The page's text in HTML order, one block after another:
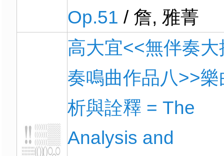
Op.51 / 詹, 雅菁
高大宜<<無伴奏大
奏鳴曲作品八>>樂
析與詮釋 = The
Analysis and